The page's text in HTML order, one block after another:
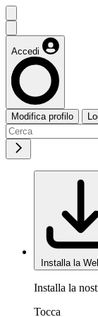
Accedi
Modifica profilo
Installa la
Installa la
Tocca